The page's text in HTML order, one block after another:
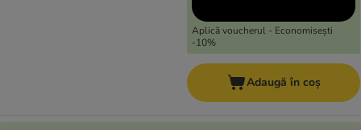
Aplică voucherul - Economisești
-10%
Adaugă în coș